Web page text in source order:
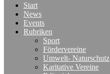
Start
News
Events
Rubriken
Sport
Fördervereine
Umwelt- Naturschutz
Karitative Vereine